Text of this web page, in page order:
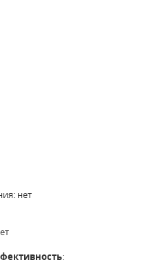
нет
: